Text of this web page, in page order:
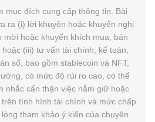
mục đích cung cấp thông tin. Bài
ra (i) lời khuyên hoặc khuyến nghị
mời hoặc khuyến khích mua, bán
(iii) tư vấn tài chính, kế toán,
số, bao gồm stablecoin và NFT,
có mức độ rủi ro cao, có thể
nhắc cẩn thận việc nắm giữ hoặc
tình hình tài chính và mức chấp
tham khảo ý kiến của chuyên